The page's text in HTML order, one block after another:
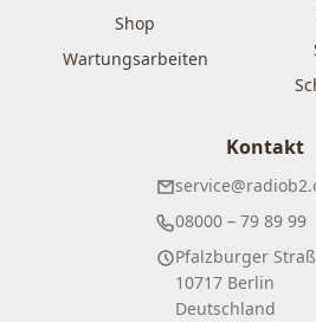
Shop
Wartungsarbeiten
Kontakt
08000 – 79 89 99
Pfalzburger
10717 Berlin
Deutschland